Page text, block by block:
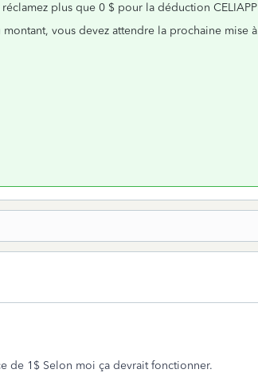
plus que 0 $ pour la déduction
vous devez attendre la prochaine
de 1$ Selon moi ça devrait fonctionner.